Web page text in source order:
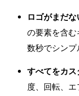
ロゴがまだな
の要素を含む
数秒でシンプ
すべてをカ
度、回転、